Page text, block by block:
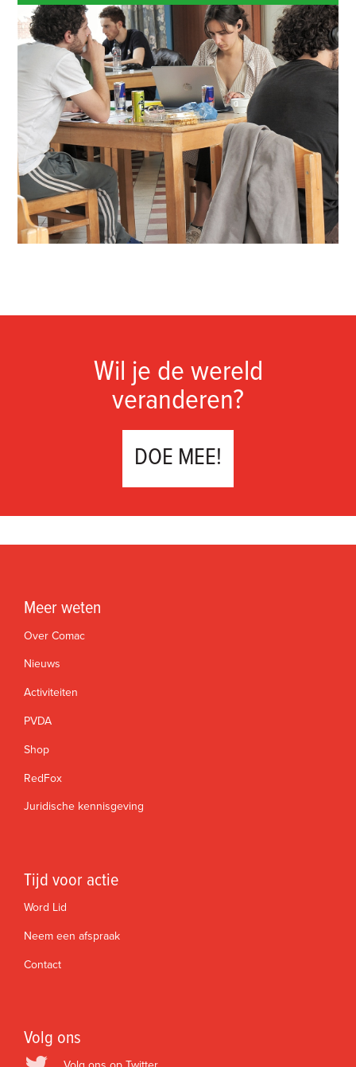
Wil je de wereld
veranderen?
DOE MEE!
Meer weten
Over Comac
Nieuws
Activiteiten
PVDA
Shop
RedFox
Juridische kennisgeving
Tijd voor actie
Word Lid
Neem een afspraak
Contact
Volg ons